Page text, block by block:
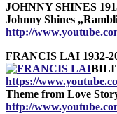
JOHNNY SHINES
Johnny Shines
http://
FRANCIS LAI 1932-
https://
Theme from Love
http://